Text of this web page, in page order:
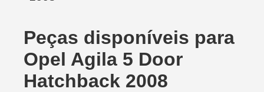
Peças disponíveis para
Opel Agila 5 Door
Hatchback 2008